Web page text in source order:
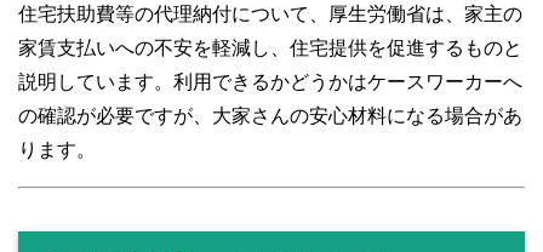
住宅扶助費等の代理納付について、厚生労働省は、家主の
家賃支払いへの不安を軽減し、住宅提供を促進するものと
説明しています。利用できるかどうかはケースワーカーへ
の確認が必要ですが、大家さんの安心材料になる場合があ
ります。